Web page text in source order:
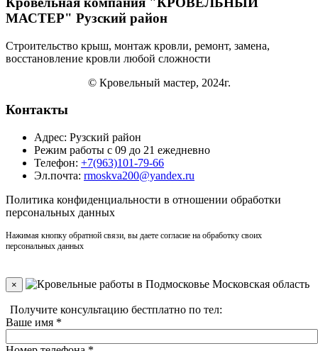
МАСТЕР" Рузский район
Строительство крыш, монтаж кровли, ремонт, замена,
восстановление кровли любой сложности
© Кровельный мастер, 2024г.
Контакты
Адрес: Рузский район
Режим работы с 09 до 21 ежедневно
Телефон: +7(963)101-79-66
Эл.почта: rmoskva200@yandex.ru
Политика конфиденциальности в отношении обработки
персональных данных
Нажимая кнопку обратной связи, вы даете согласие на обработку своих
персональных данных
×
Получите консультацию бестплатно по тел:
Ваше имя *